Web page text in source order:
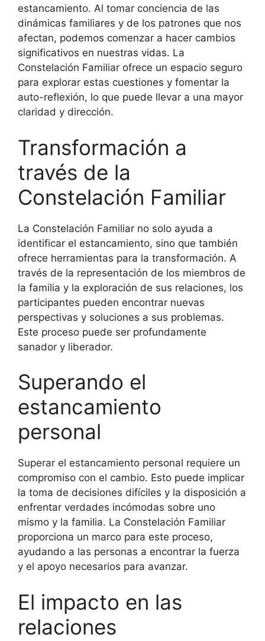
estancamiento. Al tomar conciencia de las
dinámicas familiares y de los patrones que nos
afectan, podemos comenzar a hacer cambios
significativos en nuestras vidas. La
Constelación Familiar ofrece un espacio seguro
para explorar estas cuestiones y fomentar la
auto-reflexión, lo que puede llevar a una mayor
claridad y dirección.
Transformación a
través de la
Constelación Familiar
La Constelación Familiar no solo ayuda a
identificar el estancamiento, sino que también
ofrece herramientas para la transformación. A
través de la representación de los miembros de
la familia y la exploración de sus relaciones, los
participantes pueden encontrar nuevas
perspectivas y soluciones a sus problemas.
Este proceso puede ser profundamente
sanador y liberador.
Superando el
estancamiento
personal
Superar el estancamiento personal requiere un
compromiso con el cambio. Esto puede implicar
la toma de decisiones difíciles y la disposición a
enfrentar verdades incómodas sobre uno
mismo y la familia. La Constelación Familiar
proporciona un marco para este proceso,
ayudando a las personas a encontrar la fuerza
y el apoyo necesarios para avanzar.
El impacto en las
relaciones